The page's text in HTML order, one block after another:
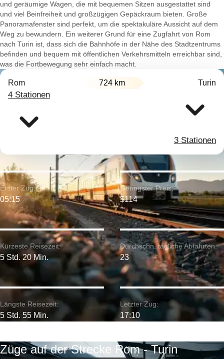
und geräumige Wagen, die mit bequemen Sitzen ausgestattet sind
und viel Beinfreiheit und großzügigen Gepäckraum bieten. Große
Panoramafenster sind perfekt, um die spektakuläre Aussicht auf dem
Weg zu bewundern. Ein weiterer Grund für eine Zugfahrt von Rom
nach Turin ist, dass sich die Bahnhöfe in der Nähe des Stadtzentrums
befinden und bequem mit öffentlichen Verkehrsmitteln erreichbar sind,
was die Fortbewegung sehr einfach macht.
Rom 724 km Turin
4 Stationen
3 Stationen
Kürzeste Reisezeit:
5 Std. 20 Min.
Erster Zug:
05:15
Längste Reisezeit:
5 Std. 55 Min.
Geringster Preis:
$114
Durchschn. tägliche Abfahrten:
23
Letzter Zug:
17:10
Züge auf der Strecke Rom - Turin